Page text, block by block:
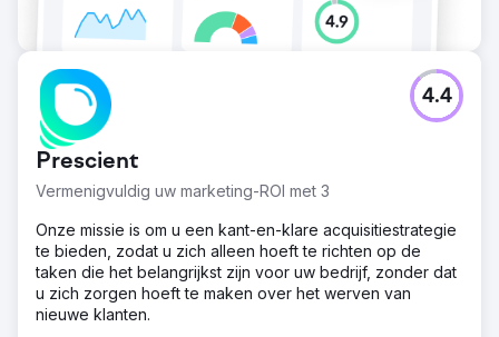
Naar bureaupagina
Prescient
Vermenigvuldig uw marketing-ROI met 3
4.4
Onze missie is om u een kant-en-klare acquisitiestrategie
te bieden, zodat u zich alleen hoeft te richten op de
taken die het belangrijkst zijn voor uw bedrijf, zonder dat
u zich zorgen hoeft te maken over het werven van
nieuwe klanten.